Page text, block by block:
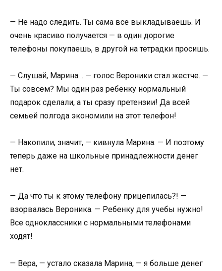
— Не надо следить. Ты сама все выкладываешь. И
очень красиво получается — в один дорогие
телефоны покупаешь, в другой на тетрадки просишь.
— Слушай, Марина… — голос Вероники стал жестче. —
Ты совсем? Мы один раз ребенку нормальный
подарок сделали, а ты сразу претензии! Да всей
семьей полгода экономили на этот телефон!
— Накопили, значит, — кивнула Марина. — И поэтому
теперь даже на школьные принадлежности денег
нет.
— Да что ты к этому телефону прицепилась?! —
взорвалась Вероника. — Ребенку для учебы нужно!
Все одноклассники с нормальными телефонами
ходят!
— Вера, — устало сказала Марина, — я больше денег